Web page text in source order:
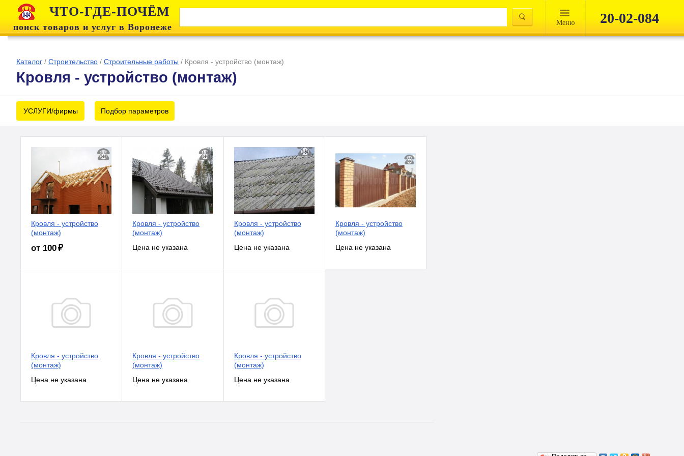
ЧТО-ГДЕ-ПОЧЁМ
поиск товаров и услуг в Воронеже Mеню 20-02-084
Каталог / Строительство / Строительные работы / Кровля - устройство (монтаж)
Кровля - устройство (монтаж)
УСЛУГИ/фирмы Подбор параметров
Кровля - устройство
(монтаж)
от 100 ₽
Кровля - устройство
(монтаж)
Кровля - устройство
(монтаж)
Кровля - устройство
(монтаж)
Кровля - устройство
(монтаж)
Кровля - устройство
(монтаж)
Кровля - устройство
(монтаж)